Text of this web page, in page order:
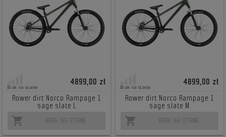
Brak na stanie
4899,00 zł
Rower dirt Norco Rampage 1
sage slate L
shopping_cart BRAK NA STANIE
Brak na stanie
4899,00 zł
Rower dirt Norco Rampage 1
sage slate M
shopping_cart BRAK NA STANIE